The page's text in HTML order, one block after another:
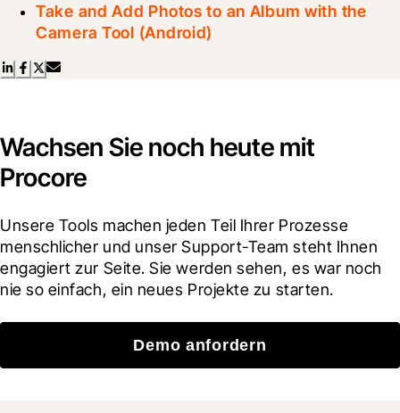
Take and Add Photos to an Album with the
Camera Tool (Android)
Wachsen Sie noch heute mit
Procore
Unsere Tools machen jeden Teil Ihrer Prozesse
menschlicher und unser Support-Team steht Ihnen
engagiert zur Seite. Sie werden sehen, es war noch
nie so einfach, ein neues Projekte zu starten.
Demo anfordern